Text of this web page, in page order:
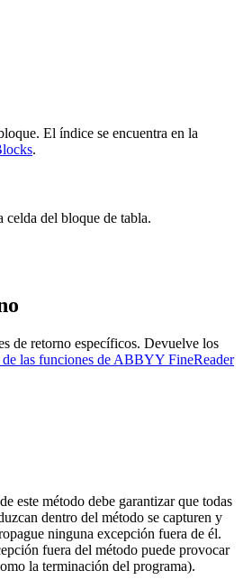
El índice se encuentra en la
.
del bloque de tabla.
de retorno específicos. Devuelve los
de las funciones de ABBYY FineReader
este método debe garantizar que todas
dentro del método se capturen y
ninguna excepción fuera de él.
fuera del método puede provocar
la terminación del programa).